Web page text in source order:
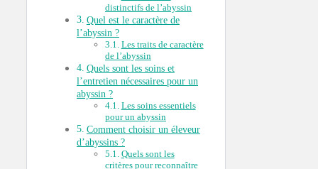
distinctifs de l’abyssin
Quel est le caractère de
l’abyssin ?
Les traits de caractère
de l’abyssin
Quels sont les soins et
l’entretien nécessaires pour un
abyssin ?
Les soins essentiels
pour un abyssin
Comment choisir un éleveur
d’abyssins ?
Quels sont les
critères pour reconnaître